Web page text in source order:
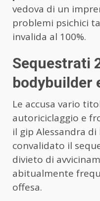
vedova di un
problemi psichici
invalida al 100%.
Sequestrati
bodybuilder
Le accusa vario
autoriciclaggio e
il gip Alessandra di
convalidato il
divieto di
abitualmente
offesa.